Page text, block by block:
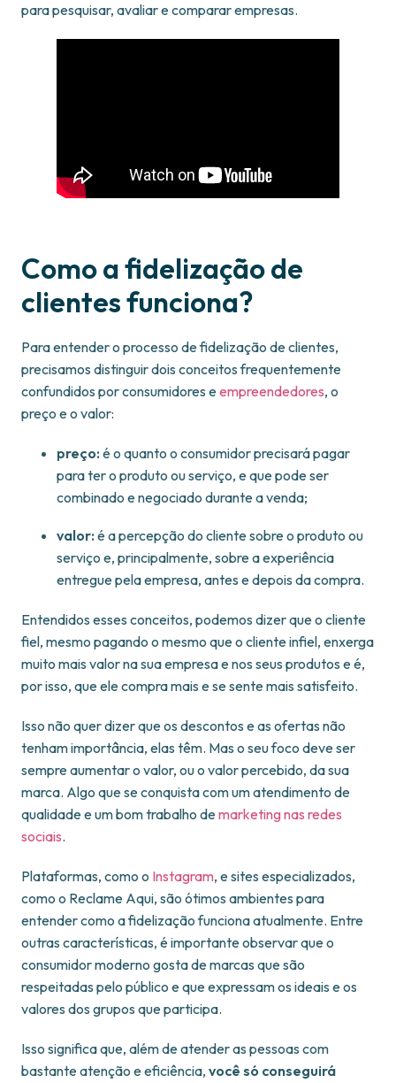
para pesquisar, avaliar e comparar empresas.
Como a fidelização de
clientes funciona?
Para entender o processo de fidelização de clientes,
precisamos distinguir dois conceitos frequentemente
confundidos por consumidores eempreendedores, o
preço e o valor:
preço: é o quanto o consumidor precisará pagar
para ter o produto ou serviço, e que pode ser
combinado e negociado durante a venda;
valor: é a percepção do cliente sobre o produto ou
serviço e, principalmente, sobre a experiência
entregue pela empresa, antes e depois da compra.
Entendidos esses conceitos, podemos dizer que o cliente
fiel, mesmo pagando o mesmo que o cliente infiel, enxerga
muito mais valor na sua empresa e nos seus produtos e é,
por isso, que ele compra mais e se sente mais satisfeito.
Isso não quer dizer que os descontos e as ofertas não
tenham importância, elas têm. Mas o seu foco deve ser
sempre aumentar o valor, ou o valor percebido, da sua
marca. Algo que se conquista com um atendimento de
qualidade e um bom trabalho demarketing nas redes
sociais.
Plataformas, como o Instagram, e sites especializados,
como o Reclame Aqui, são ótimos ambientes para
entender como a fidelização funciona atualmente. Entre
outras características, é importante observar que o
consumidor moderno gosta de marcas que são
respeitadas pelo público e que expressam os ideais e os
valores dos grupos que participa.
Isso significa que, além de atender as pessoas com
bastante atenção e eficiência, você só conseguirá